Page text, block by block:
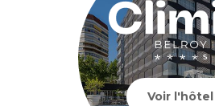
Voir l'hôtel